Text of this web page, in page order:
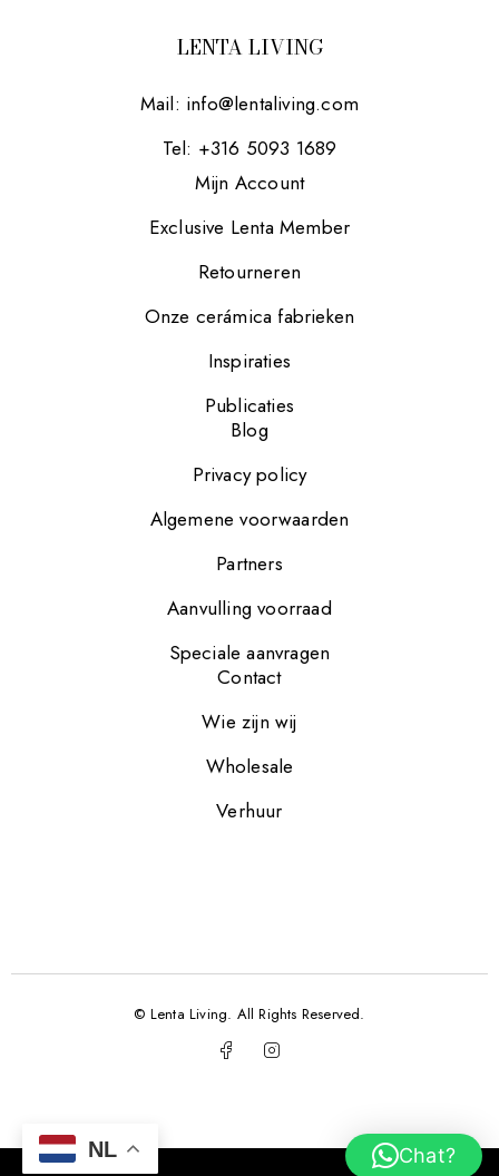
LENTA LIVING
Mail: info@lentaliving.com
Tel: +316 5093 1689
Mijn Account
Exclusive Lenta Member
Retourneren
Onze cerámica fabrieken
Inspiraties
Publicaties
Blog
Privacy policy
Algemene voorwaarden
Partners
Aanvulling voorraad
Speciale aanvragen
Contact
Wie zijn wij
Wholesale
Verhuur
© Lenta Living. All Rights Reserved.
NL Chat?